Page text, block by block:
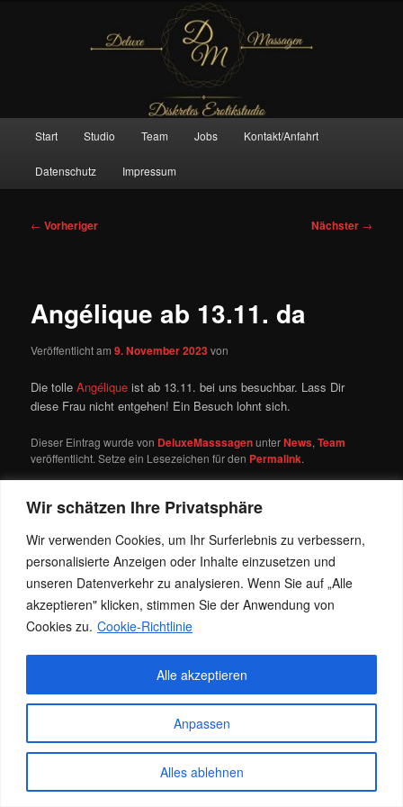
Wir schätzen Ihre Privatsphäre
Wir verwenden Cookies, um Ihr Surferlebnis zu verbessern,
personalisierte Anzeigen oder Inhalte einzusetzen und
unseren Datenverkehr zu analysieren. Wenn Sie auf „Alle
akzeptieren" klicken, stimmen Sie der Anwendung von
Cookies zu. Cookie-Richtlinie
Anpassen
Alles ablehnen
Alle akzeptieren
Deluxe Massagen And More
Start Studio Team Jobs Kontakt/Anfahrt
Datenschutz Impressum
Beitragsnavigation
← Vorheriger Nächster →
Angélique ab 13.11. da
Veröffentlicht am9. November 2023von
Die tolleAngélique ist ab 13.11. bei uns besuchbar. Lass Dir
diese Frau nicht entgehen! Ein Besuch lohnt sich.
Dieser Eintrag wurde von DeluxeMasssagenunterNews,Team
veröffentlicht. Setze ein Lesezeichen für den Permalink.
Stolz präsentiert von WordPress